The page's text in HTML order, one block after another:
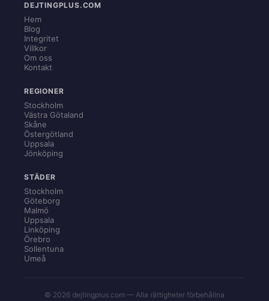
DEJTINGPLUS.COM
Hem
Blog
Integritet
Villkor
Om oss
Kontakt
REGIONER
Stockholm
Västra Götaland
Skåne
Östergötland
Uppsala
Jönköping
STÄDER
Stockholm
Göteborg
Malmö
Uppsala
Linköping
Örebro
Sollentuna
Umeå
© 2026 dejtingplus.com — Alla rättigheter förbehållna